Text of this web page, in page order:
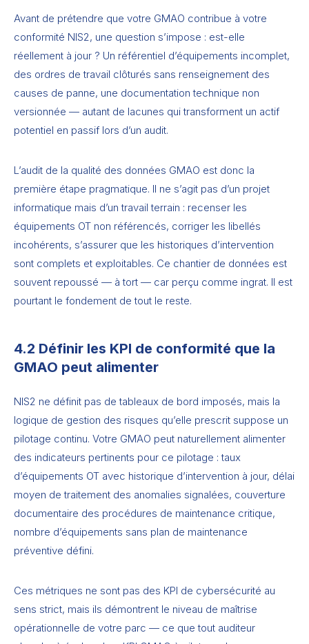
Avant de prétendre que votre GMAO contribue à votre
conformité NIS2, une question s’impose : est-elle
réellement à jour ? Un référentiel d’équipements incomplet,
des ordres de travail clôturés sans renseignement des
causes de panne, une documentation technique non
versionnée — autant de lacunes qui transforment un actif
potentiel en passif lors d’un audit.
L’audit de la qualité des données GMAO est donc la
première étape pragmatique. Il ne s’agit pas d’un projet
informatique mais d’un travail terrain : recenser les
équipements OT non référencés, corriger les libellés
incohérents, s’assurer que les historiques d’intervention
sont complets et exploitables. Ce chantier de données est
souvent repoussé — à tort — car perçu comme ingrat. Il est
pourtant le fondement de tout le reste.
4.2 Définir les KPI de conformité que la
GMAO peut alimenter
NIS2 ne définit pas de tableaux de bord imposés, mais la
logique de gestion des risques qu’elle prescrit suppose un
pilotage continu. Votre GMAO peut naturellement alimenter
des indicateurs pertinents pour ce pilotage : taux
d’équipements OT avec historique d’intervention à jour, délai
moyen de traitement des anomalies signalées, couverture
documentaire des procédures de maintenance critique,
nombre d’équipements sans plan de maintenance
préventive défini.
Ces métriques ne sont pas des KPI de cybersécurité au
sens strict, mais ils démontrent le niveau de maîtrise
opérationnelle de votre parc — ce que tout auditeur